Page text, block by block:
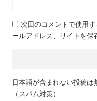
次回のコメントで使用
ールアドレス、サイトを保
日本語が含まれない投稿は
（スパム対策）